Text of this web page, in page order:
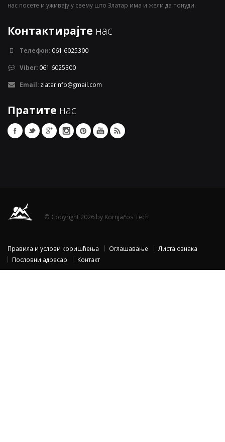
нас посете и уживају у свему што Златар има и жели да понуди.
Контактирајте нас
Телефон: 061 6025300
Viber: 061 6025300
Email: zlatarinfo@gmail.com
Пратите нас
© Copyright 2026 by Kornjačos Tech
Правила и услови коришћења Оглашавање
Листа ознака
Пословни адресар
Контакт